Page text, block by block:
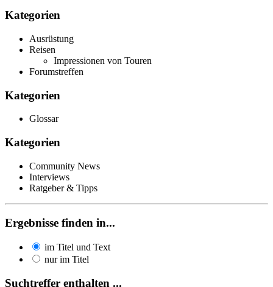
Kategorien
Ausrüstung
Reisen
Impressionen von Touren
Forumstreffen
Kategorien
Glossar
Kategorien
Community News
Interviews
Ratgeber & Tipps
Ergebnisse finden in...
im Titel und Text
nur im Titel
Suchtreffer enthalten ...